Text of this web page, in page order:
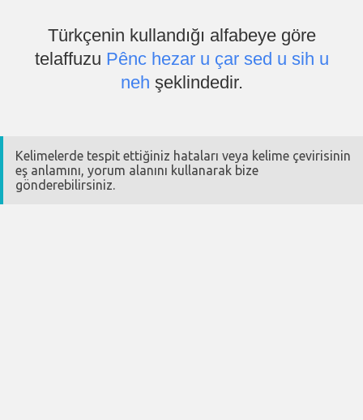
Türkçenin kullandığı alfabeye göre
telaffuzu Pênc hezar u çar sed u sih u
neh şeklindedir.
Kelimelerde tespit ettiğiniz hataları veya kelime çevirisinin
eş anlamını, yorum alanını kullanarak bize
gönderebilirsiniz.